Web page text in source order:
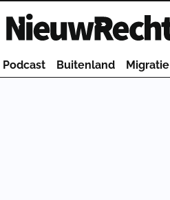
Homepage van NieuwRechts
Podcast Buitenland Migratie